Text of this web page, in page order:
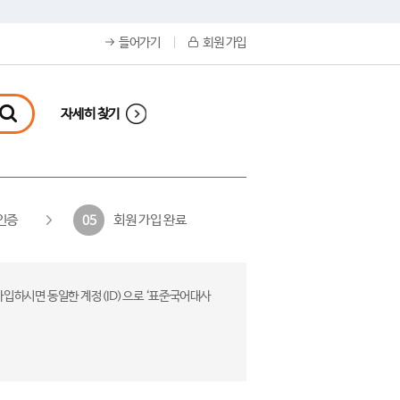
들어가기 회원 가입
자세히 찾기
증 05 회원 가입 완료
하시면 동일한 계정(ID)으로 ‘표준국어대사